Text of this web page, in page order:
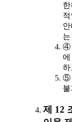
④
하
⑤
제 12